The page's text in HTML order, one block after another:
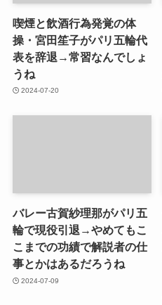
喫煙と飲酒行為発覚の体
操・宮田笙子がパリ五輪代
表を辞退→常習なんでしょ
うね
2024-07-20
バレー古賀紗理那がパリ五
輪で現役引退→やめてもこ
こまでの功績で解説者の仕
事とかはあるだろうね
2024-07-09